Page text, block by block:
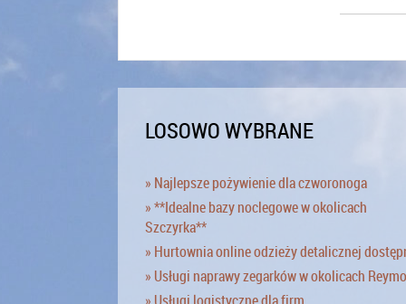
LOSOWO WYBRANE
» Najlepsze pożywienie dla czworonoga
» **Idealne bazy noclegowe w okolicach
Szczyrka**
» Hurtownia online odzieży detalicznej
» Usługi naprawy zegarków w okolicach
» Usługi logistyczne dla firm.